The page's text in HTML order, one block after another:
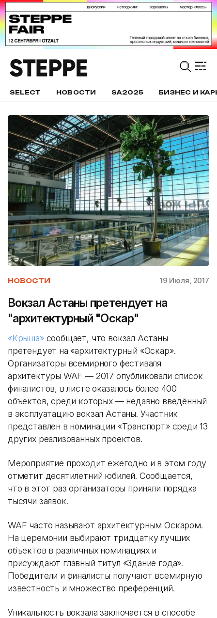
SELECT НОВОСТИ SA2025 БИЗНЕС И
НОВОСТИ 19 Июля, 2017
Вокзал Астаны претендует на
"архитектурный "Оскар"
«Крыша»сообщает, что вокзал Астаны
претендует на «архитектурный «Оскар».
Организаторы всемирного фестиваля
архитектуры WAF — 2017 опубликовали список
финалистов, в листе оказалось более 400
объектов, среди которых — недавно введённый
в эксплуатацию вокзал Астаны. Участник
представлен в номинации «Транспорт» среди 13
других реализованных проектов.
Мероприятие проходит ежегодно и в этом году
отметит десятилетний юбилей. Сообщается,
что в этот раз организаторы приняли порядка
тысячи заявок.
WAF часто называют архитектурным Оскаром.
На церемонии выбирают тридцатку лучших
объектов в различных номинациях и
присуждают главный титул «Здание года».
Победители и финалисты получают всемирную
известность и множество преференций.
Уникальность вокзала заключается в способе